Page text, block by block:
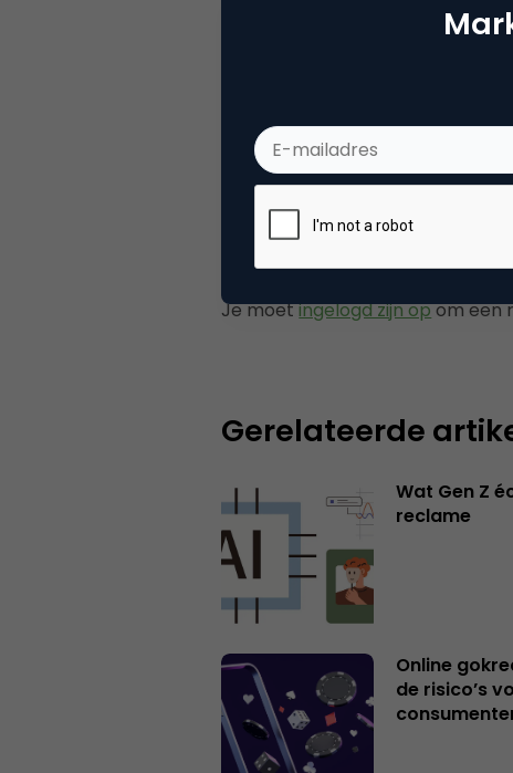
Tags
Plaats reactie
Je moetingelogd zijn opom een
Gerelateerde
Wat Gen Z
reclame
Online
de risico’s